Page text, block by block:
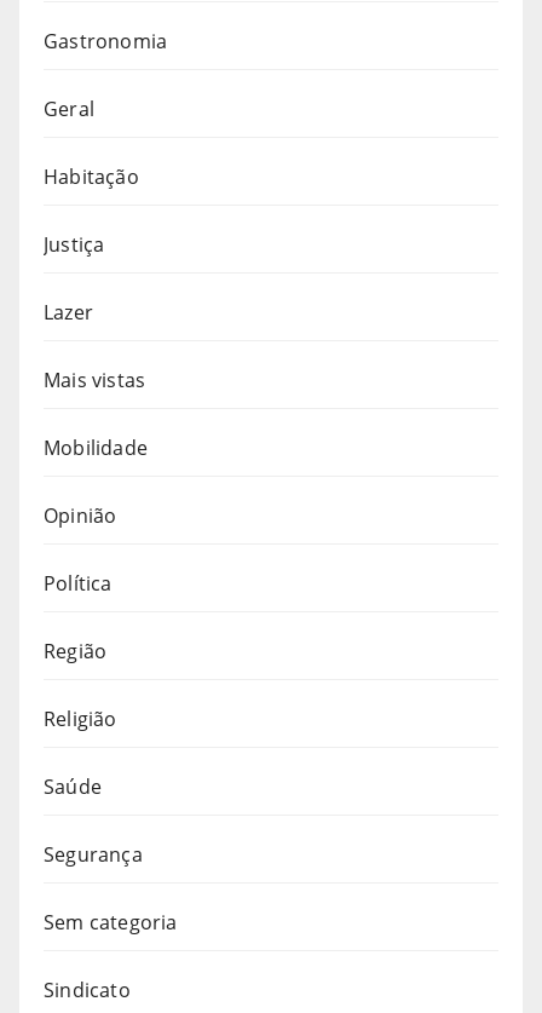
Gastronomia
Geral
Habitação
Justiça
Lazer
Mais vistas
Mobilidade
Opinião
Política
Região
Religião
Saúde
Segurança
Sem categoria
Sindicato